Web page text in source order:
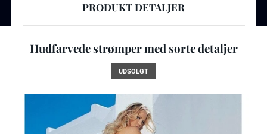
PRODUKT DETALJER
Hudfarvede strømper med sorte detaljer
UDSOLGT